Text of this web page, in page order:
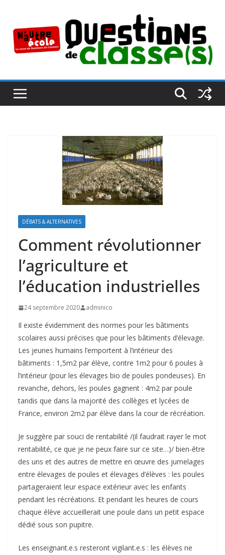
contenu
DÉBATS & ALTERNATIVES
Comment révolutionner
l’agriculture et
l’éducation industrielles
24 septembre 2020 adminico
Il existe évidemment des normes pour les bâtiments
scolaires aussi précises que pour les bâtiments d’élevage.
Les jeunes humains l’emportent à l’intérieur des
bâtiments : 1,5m2 par élève, contre 1m2 pour 6 poules à
l’intérieur (pour les élevages bio de poules pondeuses). En
revanche, dehors, les poules gagnent : 4m2 par poule
tandis que dans la majorité des collèges et lycées de
France, environ 2m2 par élève dans la cour de récréation.
Je suggère par souci de rentabilité /(il faudrait rayer le mot
rentabilité, ce que je ne peux faire sur ce site…)/ bien-être
des uns et des autres de mettre en œuvre des jumelages
entre élevages de poules et élevages d’élèves : les poules
partageraient leur espace extérieur avec les enfants
pendant les récréations. Et pendant les heures de cours
chaque élève accueillerait une poule dans un petit espace
dédié sous son pupitre.
Les enseignant.e.s resteront vigilant.e.s : les élèves ne